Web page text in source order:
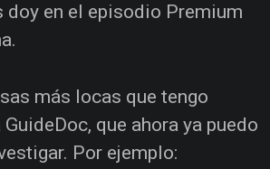
en el episodio Premium
más locas que tengo
que ahora ya puedo
Por ejemplo: